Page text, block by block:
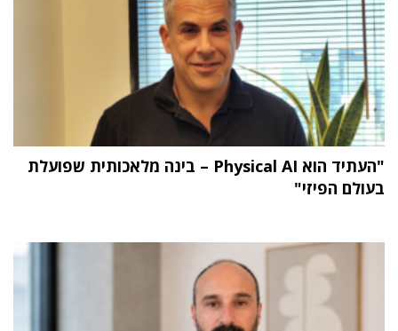
"העתיד הוא Physical AI – בינה מלאכותית שפועלת
בעולם הפיזי"